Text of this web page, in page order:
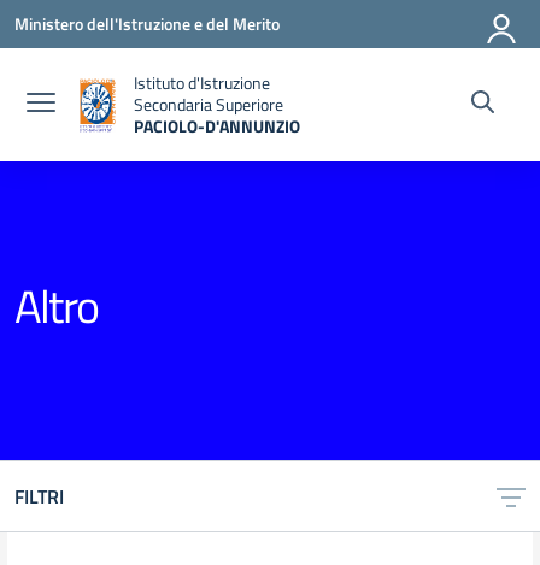
Vai ai contenuti
Vai al menu di navigazione
Vai al footer
Ministero dell'Istruzione e del Merito
Istituto d'Istruzione
Secondaria Superiore
PACIOLO-D'ANNUNZIO
Altro
FILTRI